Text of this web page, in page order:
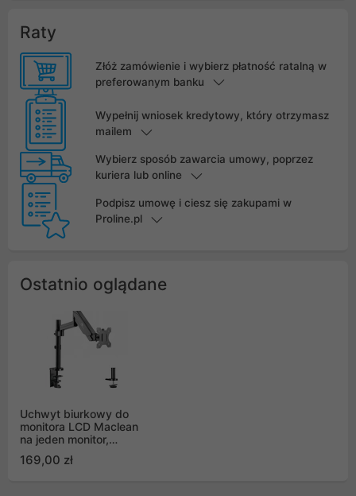
Raty
Złóż zamówienie i wybierz płatność ratalną w
preferowanym banku
Wypełnij wniosek kredytowy, który otrzymasz
mailem
Wybierz sposób zawarcia umowy, poprzez
kuriera lub online
Podpisz umowę i ciesz się zakupami w
Proline.pl
Ostatnio oglądane
Uchwyt biurkowy do
monitora LCD Maclean
na jeden monitor,
sprężyna gazowa, 17-
169,00 zł